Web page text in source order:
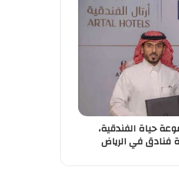
حياة الفندقية،
فنادق في الرياض